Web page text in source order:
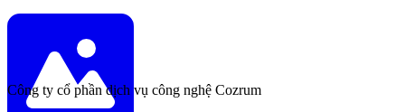
Công ty cổ phần dịch vụ công nghệ Cozrum